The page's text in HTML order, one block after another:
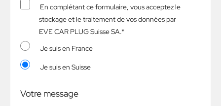
En complétant ce formulaire, vous acceptez le
stockage et le traitement de vos données par
EVE CAR PLUG Suisse SA.*
Je suis en France
Je suis en Suisse
Votre message